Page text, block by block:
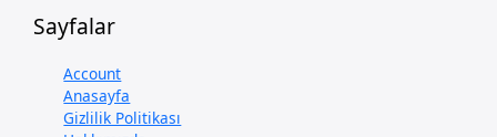
Sayfalar
Account
Anasayfa
Gizlilik Politikası